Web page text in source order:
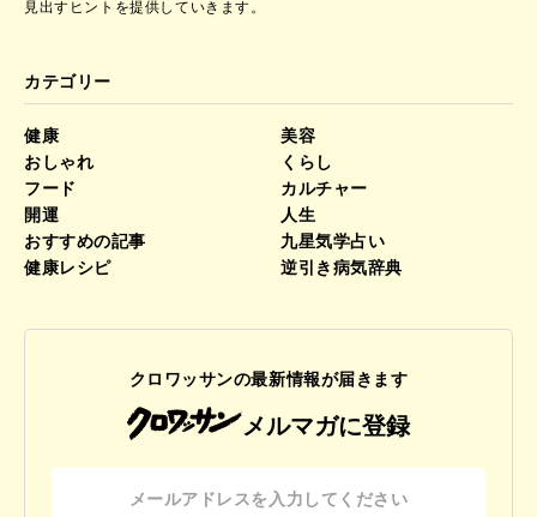
見出すヒントを提供していきます。
カテゴリー
健康
美容
おしゃれ
くらし
フード
カルチャー
開運
人生
おすすめの記事
九星気学占い
健康レシピ
逆引き病気辞典
クロワッサンの最新情報が届きます
メルマガに登録